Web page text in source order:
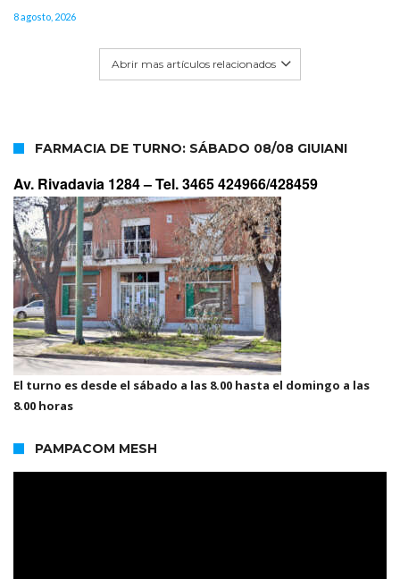
8 agosto, 2026
Abrir mas artículos relacionados
FARMACIA DE TURNO: SÁBADO 08/08 GIUIANI
Av. Rivadavia 1284 –Tel. 3465 424966/428459
El turno es desde el sábado a las 8.00 hasta el domingo a las
8.00 horas
PAMPACOM MESH